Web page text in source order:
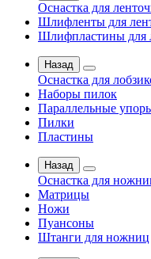
Оснастка для
Шлифленты для
Шлифпластины для
Назад
Оснастка для
Наборы пилок
Параллельные
Пилки
Пластины
Назад
Оснастка для
Матрицы
Ножи
Пуансоны
Штанги для ножниц